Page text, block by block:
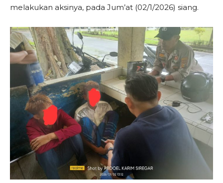
melakukan aksinya, pada Jum’at (02/1/2026) siang.